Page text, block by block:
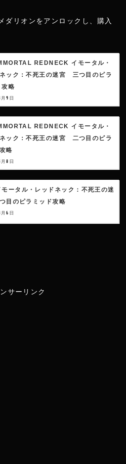
リオンをアンロックし、購入
REDNECK イモータル・
ック：不死王の迷宮 三つ目のピラ
攻略
9日
REDNECK イモータル・
ック：不死王の迷宮 二つ目のピラ
略
8日
モータル・レッドネック：不死王の迷
目のピラミッド攻略
6日
サーリンク